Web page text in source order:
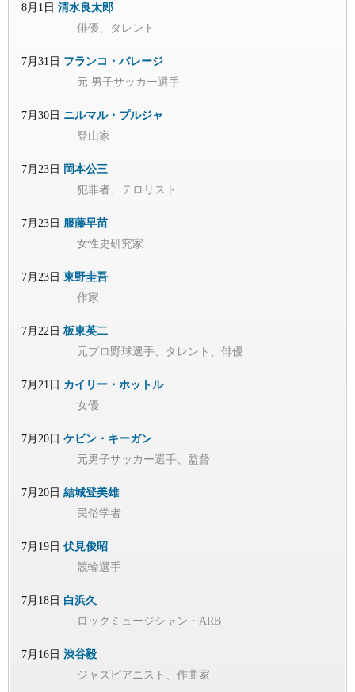
8月1日 清水良太郎
俳優、タレント
7月31日 フランコ・バレージ
元 男子サッカー選手
7月30日 ニルマル・プルジャ
登山家
7月23日 岡本公三
犯罪者、テロリスト
7月23日 服藤早苗
女性史研究家
7月23日 東野圭吾
作家
7月22日 板東英二
元プロ野球選手、タレント、俳優
7月21日 カイリー・ホットル
女優
7月20日 ケビン・キーガン
元男子サッカー選手、監督
7月20日 結城登美雄
民俗学者
7月19日 伏見俊昭
競輪選手
7月18日 白浜久
ロックミュージシャン・ARB
7月16日 渋谷毅
ジャズピアニスト、作曲家